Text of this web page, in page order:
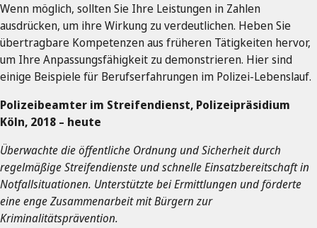
Wenn möglich, sollten Sie Ihre Leistungen in Zahlen
ausdrücken, um ihre Wirkung zu verdeutlichen. Heben Sie
übertragbare Kompetenzen aus früheren Tätigkeiten hervor,
um Ihre Anpassungsfähigkeit zu demonstrieren. Hier sind
einige Beispiele für Berufserfahrungen im Polizei-Lebenslauf.
Polizeibeamter im Streifendienst, Polizeipräsidium
Köln, 2018 – heute
Überwachte die öffentliche Ordnung und Sicherheit durch
regelmäßige Streifendienste und schnelle Einsatzbereitschaft in
Notfallsituationen. Unterstützte bei Ermittlungen und förderte
eine enge Zusammenarbeit mit Bürgern zur
Kriminalitätsprävention.